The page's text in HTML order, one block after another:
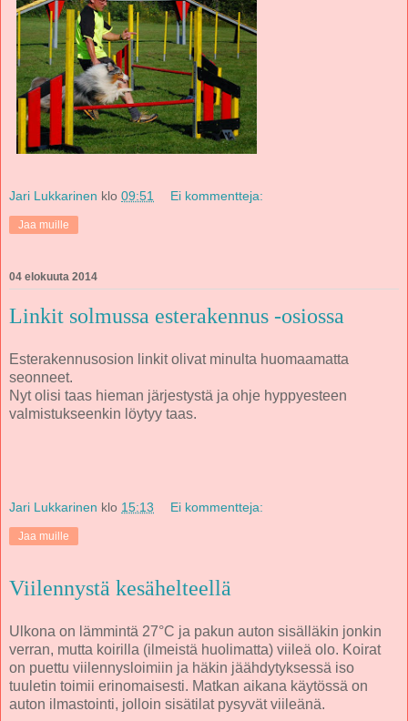
Jari Lukkarinen klo 09:51 Ei kommentteja:
Jaa muille
04 elokuuta 2014
Linkit solmussa esterakennus -osiossa
Esterakennusosion linkit olivat minulta huomaamatta
seonneet.
Nyt olisi taas hieman järjestystä ja ohje hyppyesteen
valmistukseenkin löytyy taas.
Jari Lukkarinen klo 15:13 Ei kommentteja:
Jaa muille
Viilennystä kesähelteellä
Ulkona on lämmintä 27°C ja pakun auton sisälläkin jonkin
verran, mutta koirilla (ilmeistä huolimatta) viileä olo. Koirat
on puettu viilennysloimiin ja häkin jäähdytyksessä iso
tuuletin toimii erinomaisesti. Matkan aikana käytössä on
auton ilmastointi, jolloin sisätilat pysyvät viileänä.